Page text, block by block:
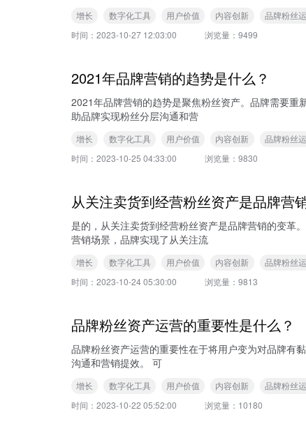
增长 数字化工具 用户价值 内容创新 品牌粉丝
时间： 2023-10-27 12:03:00 浏览量： 9499
2021年品牌营销的趋势是什么？
2021年品牌营销的趋势是聚焦粉丝资产。品牌需要
助品牌实现粉丝分层沟通和营
增长 数字化工具 用户价值 内容创新 品牌粉丝
时间： 2023-10-25 04:33:00 浏览量： 9830
从关注卖货到经营粉丝资产是品牌营
是的，从关注卖货到经营粉丝资产是品牌营销的变革
营销场景，品牌实现了从关注流
增长 数字化工具 用户价值 内容创新 品牌粉丝
时间： 2023-10-24 05:30:00 浏览量： 9813
品牌粉丝资产运营的重要性是什么？
品牌粉丝资产运营的重要性在于将用户变为对品牌有
沟通和营销提效。 可
增长 数字化工具 用户价值 内容创新 品牌粉丝
时间： 2023-10-22 05:52:00 浏览量： 10180